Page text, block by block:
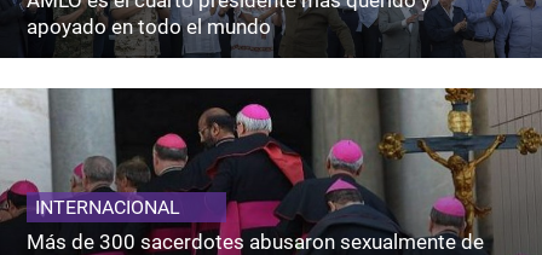
apoyado en todo el mundo
INTERNACIONAL
Más de 300 sacerdotes abusaron sexualmente de